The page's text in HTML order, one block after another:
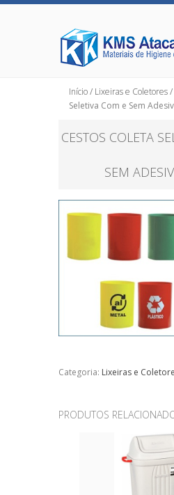
Início/ Lixeiras e Coletores/
Seletiva Com e Sem
CESTOS COLETA
SEM
Categoria: Lixeiras e
PRODUTOS